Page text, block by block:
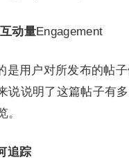
互动量Engagement
是用户对所发布的帖
说说明了这篇帖子有
。
追踪